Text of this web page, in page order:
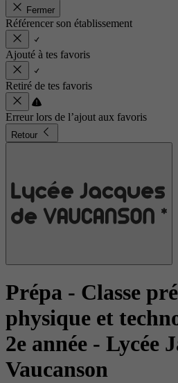
Fermer
Référencer son établissement
Ajouté à tes favoris
Retiré de tes favoris
Erreur lors de l’ajout aux favoris
Retour
Prépa - Classe
physique et
2e année - Lycée
Vaucanson